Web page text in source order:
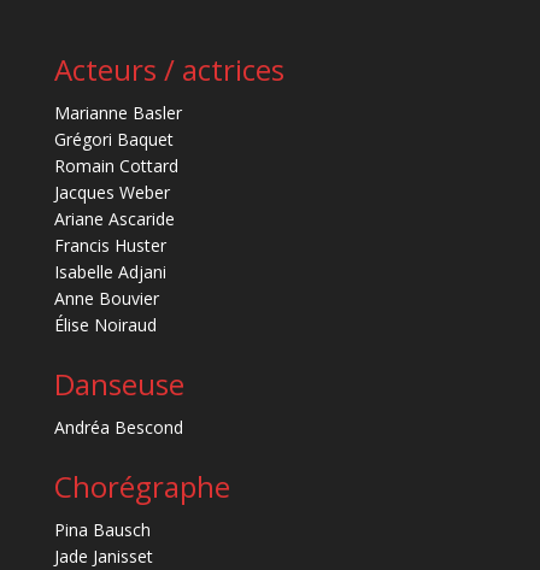
Acteurs / actrices
Marianne Basler
Grégori Baquet
Romain Cottard
Jacques Weber
Ariane Ascaride
Francis Huster
Isabelle Adjani
Anne Bouvier
Élise Noiraud
Danseuse
Andréa Bescond
Chorégraphe
Pina Bausch
Jade Janisset